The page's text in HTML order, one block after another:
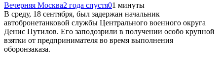
Вечерняя Москва2 года спустя01 минуты
В среду, 18 сентября, был задержан начальник
автобронетанковой службы Центрального военного округа
Денис Путилов. Его заподозрили в получении особо крупной
взятки от предпринимателя во время выполнения
оборонзаказа.